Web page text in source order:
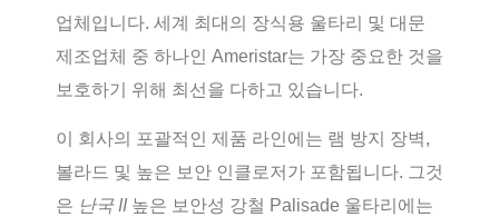
업체입니다. 세계 최대의 장식용 울타리 및 대문
제조업체 중 하나인 Ameristar는 가장 중요한 것을
보호하기 위해 최선을 다하고 있습니다.
이 회사의 포괄적인 제품 라인에는 램 방지 장벽,
볼라드 및 높은 보안 인클로저가 포함됩니다. 그것
은 난국 II 높은 보안성 강철 Palisade 울타리에는